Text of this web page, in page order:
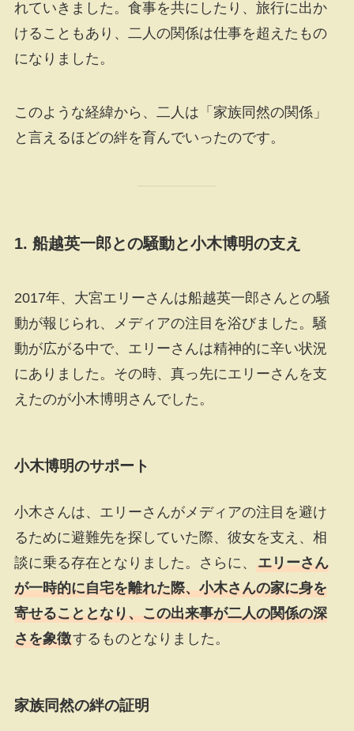
れていきました。食事を共にしたり、旅行に出か
けることもあり、二人の関係は仕事を超えたもの
になりました。
このような経緯から、二人は「家族同然の関係」
と言えるほどの絆を育んでいったのです。
1. 船越英一郎との騒動と小木博明の支え
2017年、大宮エリーさんは船越英一郎さんとの騒
動が報じられ、メディアの注目を浴びました。騒
動が広がる中で、エリーさんは精神的に辛い状況
にありました。その時、真っ先にエリーさんを支
えたのが小木博明さんでした。
小木博明のサポート
小木さんは、エリーさんがメディアの注目を避け
るために避難先を探していた際、彼女を支え、相
談に乗る存在となりました。さらに、
エリーさん
が一時的に自宅を離れた際、小木さんの家に身を
寄せることとなり、この出来事が二人の関係の深
さを象徴するものとなりました。
家族同然の絆の証明